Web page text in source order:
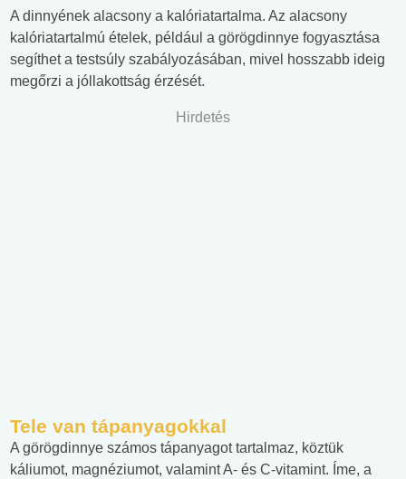
A dinnyének alacsony a kalóriatartalma. Az alacsony
kalóriatartalmú ételek, például a görögdinnye fogyasztása
segíthet a testsúly szabályozásában, mivel hosszabb ideig
megőrzi a jóllakottság érzését.
Hirdetés
Tele van tápanyagokkal
A görögdinnye számos tápanyagot tartalmaz, köztük
káliumot, magnéziumot, valamint A- és C-vitamint. Íme, a